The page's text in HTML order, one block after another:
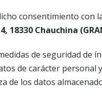
consentimiento con
18330 Chauchina
de seguridad de
de carácter
de los datos